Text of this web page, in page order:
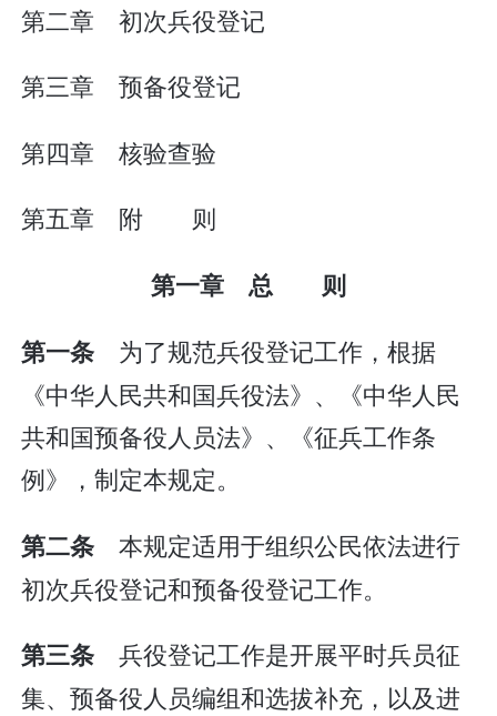
第二章 初次兵役登记
第三章 预备役登记
第四章 核验查验
第五章 附 则
第一章 总 则
第一条 为了规范兵役登记工作，根据
《中华人民共和国兵役法》、《中华人民
共和国预备役人员法》、《征兵工作条
例》，制定本规定。
第二条本规定适用于组织公民依法进行
初次兵役登记和预备役登记工作。
第三条兵役登记工作是开展平时兵员征
集、预备役人员编组和选拔补充，以及进